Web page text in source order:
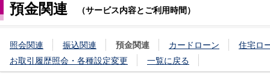
預金関連 （サービス内容とご利用時間）
照会関連 振込関連 預金関連 カードローン
住宅ロ
お取引履歴照会・各種設定変更
一覧に戻る